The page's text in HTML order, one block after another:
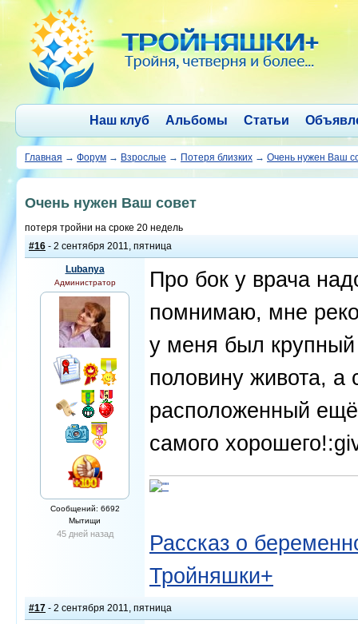
Наш клуб Альбомы Статьи
Главная → Форум → Взрослые → Потеря близких → Очень нужен Ваш
Очень нужен Ваш совет
потеря тройни на сроке 20 недель
#16 - 2 сентября 2011, пятница
Lubanya
Администратор
Сообщений: 6692
Мытищи
45 дней назад
Про бок у врача
помнимаю, мне
у меня был
половину живота, а
расположенный ещё
самого
Рассказ о
Тройняшки+
#17 - 2 сентября 2011, пятница